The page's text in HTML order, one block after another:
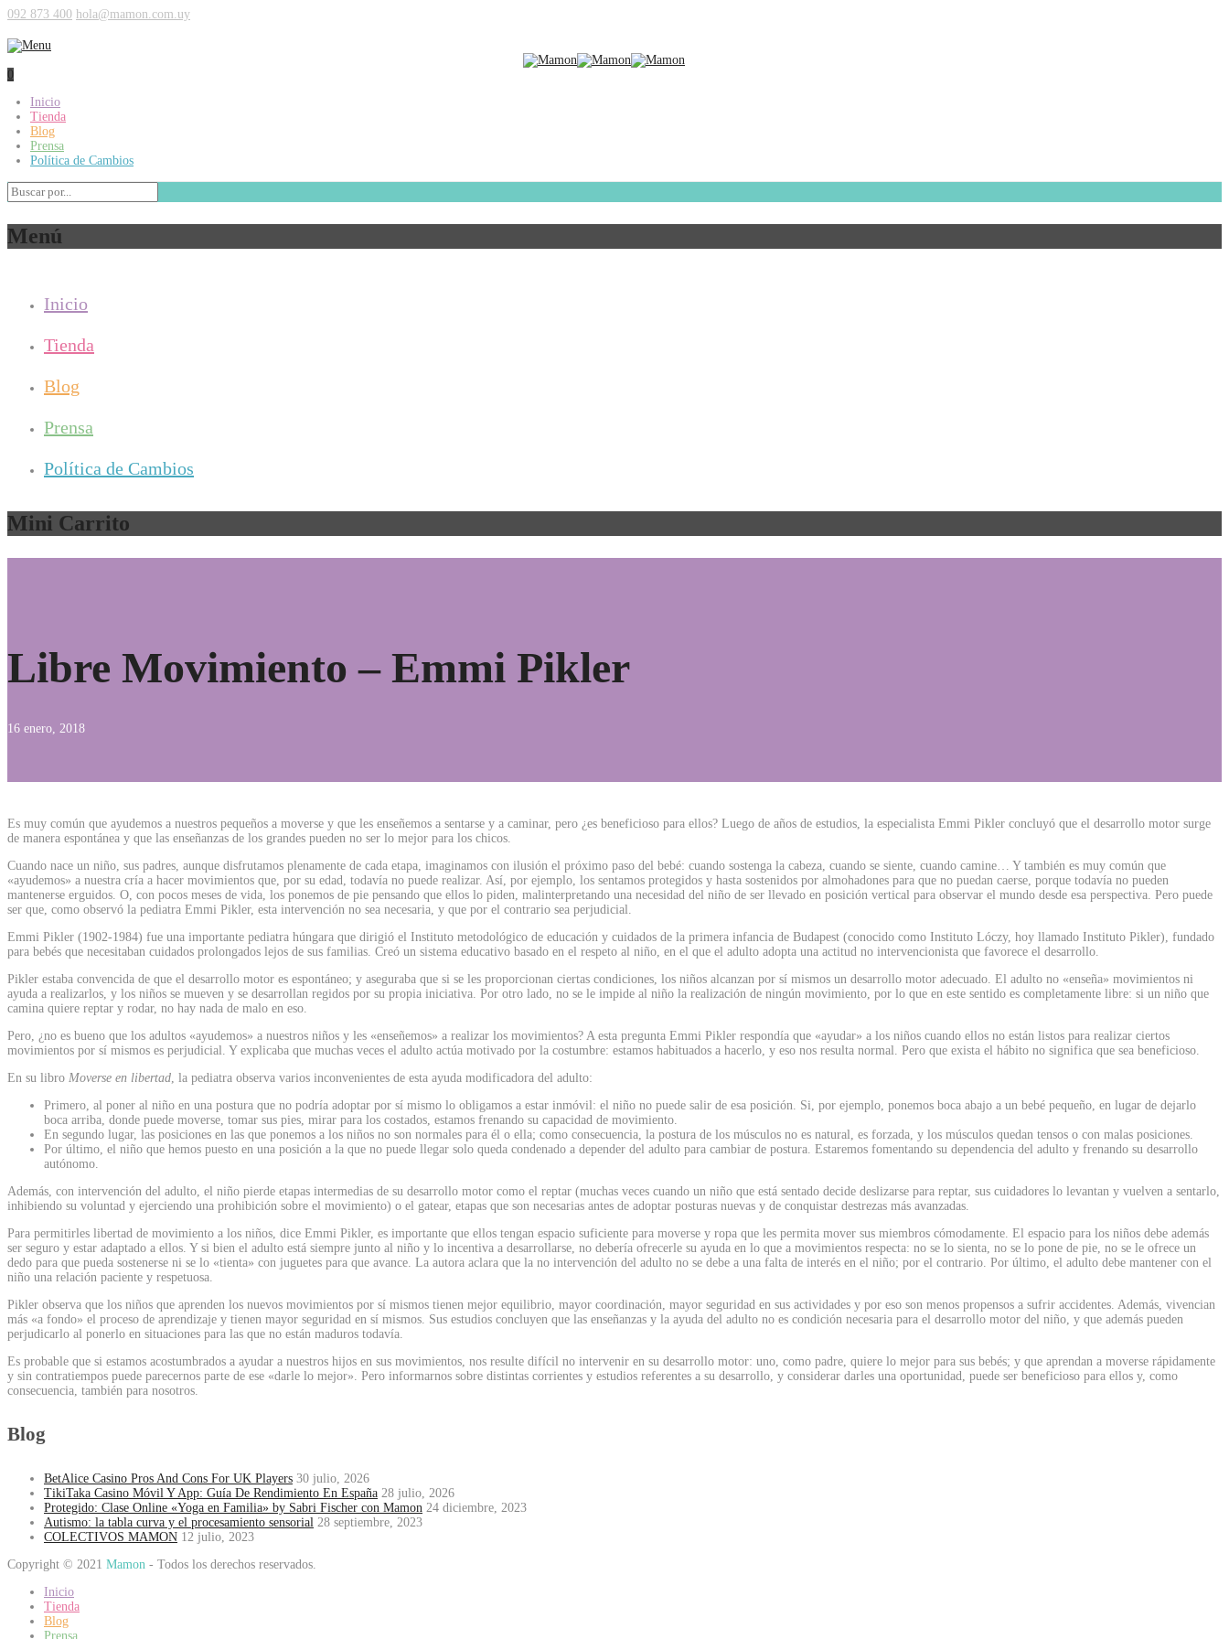
092 873 400 hola@mamon.com.uy
0
Inicio
Tienda
Blog
Prensa
Política de Cambios
Menú
Inicio
Tienda
Blog
Prensa
Política de Cambios
Mini Carrito
Libre Movimiento – Emmi Pikler
16 enero, 2018
Es muy común que ayudemos a nuestros pequeños a moverse y que les enseñemos a sentarse y a caminar, pero ¿es beneficioso para ellos? Luego de años de estudios, la especialista Emmi Pikler concluyó que el desarrollo motor surge
de manera espontánea y que las enseñanzas de los grandes pueden no ser lo mejor para los chicos.
Cuando nace un niño, sus padres, aunque disfrutamos plenamente de cada etapa, imaginamos con ilusión el próximo paso del bebé: cuando sostenga la cabeza, cuando se siente, cuando camine… Y también es muy común que
«ayudemos» a nuestra cría a hacer movimientos que, por su edad, todavía no puede realizar. Así, por ejemplo, los sentamos protegidos y hasta sostenidos por almohadones para que no puedan caerse, porque todavía no pueden
mantenerse erguidos. O, con pocos meses de vida, los ponemos de pie pensando que ellos lo piden, malinterpretando una necesidad del niño de ser llevado en posición vertical para observar el mundo desde esa perspectiva. Pero puede
ser que, como observó la pediatra Emmi Pikler, esta intervención no sea necesaria, y que por el contrario sea perjudicial.
Emmi Pikler (1902-1984) fue una importante pediatra húngara que dirigió el Instituto metodológico de educación y cuidados de la primera infancia de Budapest (conocido como Instituto Lóczy, hoy llamado Instituto Pikler), fundado
para bebés que necesitaban cuidados prolongados lejos de sus familias. Creó un sistema educativo basado en el respeto al niño, en el que el adulto adopta una actitud no intervencionista que favorece el desarrollo.
Pikler estaba convencida de que el desarrollo motor es espontáneo; y aseguraba que si se les proporcionan ciertas condiciones, los niños alcanzan por sí mismos un desarrollo motor adecuado. El adulto no «enseña» movimientos ni
ayuda a realizarlos, y los niños se mueven y se desarrollan regidos por su propia iniciativa. Por otro lado, no se le impide al niño la realización de ningún movimiento, por lo que en este sentido es completamente libre: si un niño que
camina quiere reptar y rodar, no hay nada de malo en eso.
Pero, ¿no es bueno que los adultos «ayudemos» a nuestros niños y les «enseñemos» a realizar los movimientos? A esta pregunta Emmi Pikler respondía que «ayudar» a los niños cuando ellos no están listos para realizar ciertos
movimientos por sí mismos es perjudicial. Y explicaba que muchas veces el adulto actúa motivado por la costumbre: estamos habituados a hacerlo, y eso nos resulta normal. Pero que exista el hábito no significa que sea beneficioso.
En su libro Moverse en libertad , la pediatra observa varios inconvenientes de esta ayuda modificadora del adulto:
Primero, al poner al niño en una postura que no podría adoptar por sí mismo lo obligamos a estar inmóvil: el niño no puede salir de esa posición. Si, por ejemplo, ponemos boca abajo a un bebé pequeño, en lugar de dejarlo
boca arriba, donde puede moverse, tomar sus pies, mirar para los costados, estamos frenando su capacidad de movimiento.
En segundo lugar, las posiciones en las que ponemos a los niños no son normales para él o ella; como consecuencia, la postura de los músculos no es natural, es forzada, y los músculos quedan tensos o con malas posiciones.
Por último, el niño que hemos puesto en una posición a la que no puede llegar solo queda condenado a depender del adulto para cambiar de postura. Estaremos fomentando su dependencia del adulto y frenando su desarrollo
autónomo.
Además, con intervención del adulto, el niño pierde etapas intermedias de su desarrollo motor como el reptar (muchas veces cuando un niño que está sentado decide deslizarse para reptar, sus cuidadores lo levantan y vuelven a sentarlo,
inhibiendo su voluntad y ejerciendo una prohibición sobre el movimiento) o el gatear, etapas que son necesarias antes de adoptar posturas nuevas y de conquistar destrezas más avanzadas.
Para permitirles libertad de movimiento a los niños, dice Emmi Pikler, es importante que ellos tengan espacio suficiente para moverse y ropa que les permita mover sus miembros cómodamente. El espacio para los niños debe además
ser seguro y estar adaptado a ellos. Y si bien el adulto está siempre junto al niño y lo incentiva a desarrollarse, no debería ofrecerle su ayuda en lo que a movimientos respecta: no se lo sienta, no se lo pone de pie, no se le ofrece un
dedo para que pueda sostenerse ni se lo «tienta» con juguetes para que avance. La autora aclara que la no intervención del adulto no se debe a una falta de interés en el niño; por el contrario. Por último, el adulto debe mantener con el
niño una relación paciente y respetuosa.
Pikler observa que los niños que aprenden los nuevos movimientos por sí mismos tienen mejor equilibrio, mayor coordinación, mayor seguridad en sus actividades y por eso son menos propensos a sufrir accidentes. Además, vivencian
más «a fondo» el proceso de aprendizaje y tienen mayor seguridad en sí mismos. Sus estudios concluyen que las enseñanzas y la ayuda del adulto no es condición necesaria para el desarrollo motor del niño, y que además pueden
perjudicarlo al ponerlo en situaciones para las que no están maduros todavía.
Es probable que si estamos acostumbrados a ayudar a nuestros hijos en sus movimientos, nos resulte difícil no intervenir en su desarrollo motor: uno, como padre, quiere lo mejor para sus bebés; y que aprendan a moverse rápidamente
y sin contratiempos puede parecernos parte de ese «darle lo mejor». Pero informarnos sobre distintas corrientes y estudios referentes a su desarrollo, y considerar darles una oportunidad, puede ser beneficioso para ellos y, como
consecuencia, también para nosotros.
Blog
BetAlice Casino Pros And Cons For UK Players 30 julio, 2026
TikiTaka Casino Móvil Y App: Guía De Rendimiento En España 28 julio, 2026
Protegido: Clase Online «Yoga en Familia» by Sabri Fischer con Mamon 24 diciembre, 2023
Autismo: la tabla curva y el procesamiento sensorial 28 septiembre, 2023
COLECTIVOS MAMON 12 julio, 2023
Copyright © 2021 Mamon - Todos los derechos reservados.
Inicio
Tienda
Blog
Prensa